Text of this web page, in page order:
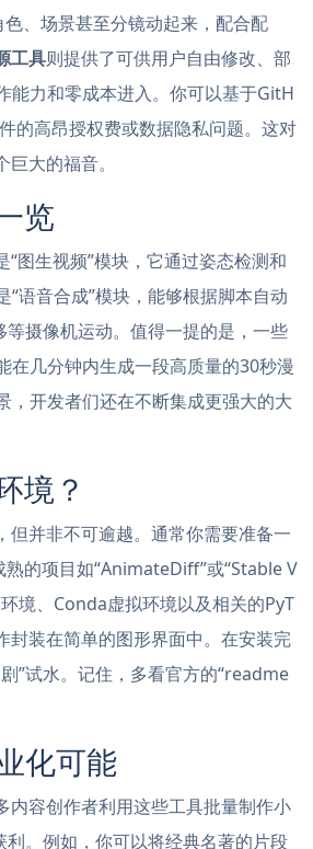
、场景甚至分镜动起来，配合配
工具则提供了可供用户自由修改、部
能力和零成本进入。你可以基于GitH
的高昂授权费或数据隐私问题。这对
大的福音。
览
图生视频”模块，它通过姿态检测和
语音合成”模块，能够根据脚本自动
摄像机运动。值得一提的是，一些
在几分钟内生成一段高质量的30秒漫
，开发者们还在不断集成更强大的大
境？
但并非不可逾越。通常你需要准备一
的项目如“AnimateDiff”或“Stable V
境、Conda虚拟环境以及相关的PyT
封装在简单的图形界面中。在安装完
”试水。记住，多看官方的“readme
化可能
内容创作者利用这些工具批量制作小
。例如，你可以将经典名著的片段